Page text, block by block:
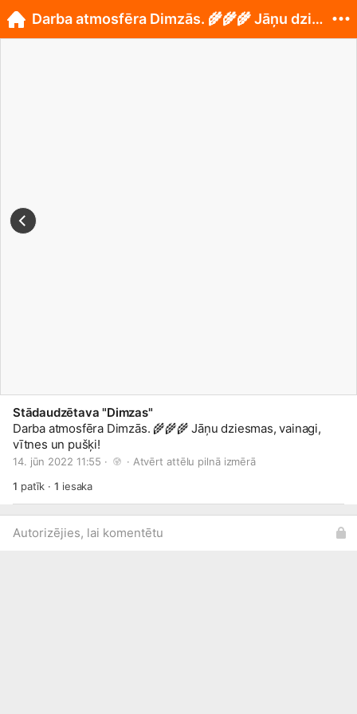
Stādaudzētava "Dimzas"
Darba atmosfēra Dimzās. 🌾🌾🌾 Jāņu dziesmas, vainagi,
vītnes un pušķi!
14. jūn 2022 11:55 · · Atvērt attēlu pilnā izmērā
1 patīk ·1 iesaka
Autorizējies, lai komentētu
Darba atmosfēra Dimzās. 🌾🌾🌾 Jāņu dziesmas, vain...